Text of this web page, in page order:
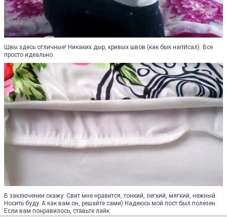
Швы здесь отличные! Никаких дыр, кривых швов (как бык напИсал). Все
просто идеально.
В заключении скажу: Свит мне нравится, тонкий, легкий, мягкий, нежный.
Носить буду. А как вам он, решайте сами) Надеюсь мой пост был полезен.
Если вам понравилось, ставьте лайк